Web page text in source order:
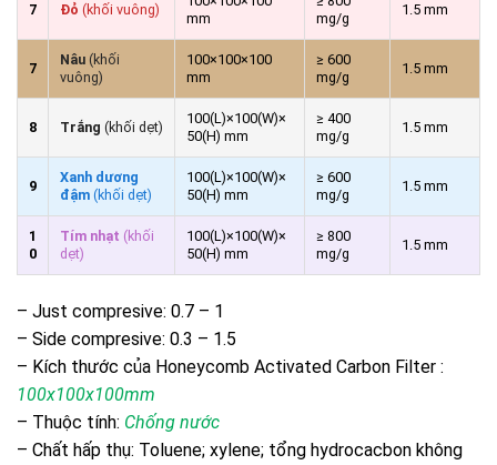
7 Đỏ (khối vuông)
mm
mg/g
1.5 mm
7
Nâu (khối
vuông)
100×100×100
mm
≥ 600
mg/g
1.5 mm
8 Trắng (khối dẹt)
100(L)×100(W)×
50(H) mm
≥ 400
mg/g
1.5 mm
9
Xanh dương
đậm (khối dẹt)
100(L)×100(W)×
50(H) mm
≥ 600
mg/g
1.5 mm
1
0
Tím nhạt (khối
dẹt)
100(L)×100(W)×
50(H) mm
≥ 800
mg/g
1.5 mm
– Just compresive: 0.7 – 1
– Side compresive: 0.3 – 1.5
– Kích thước của Honeycomb Activated Carbon Filter :
100x100x100mm
– Thuộc tính: Chống nước
– Chất hấp thụ: Toluene; xylene; tổng hydrocacbon không